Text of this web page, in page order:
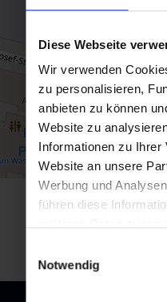
Diese Webseite
Wir verwenden
zu personalisieren,
anbieten zu können
Website zu
Informationen zu Ihrer
Website an unsere
Werbung und
führen diese
Nutzung der Dienste
Notwendig
Zurück zur